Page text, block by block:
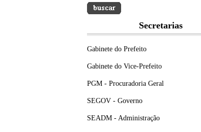
Secretarias
Gabinete do Prefeito
Gabinete do Vice-Prefeito
PGM - Procuradoria Geral
SEGOV - Governo
SEADM - Administração